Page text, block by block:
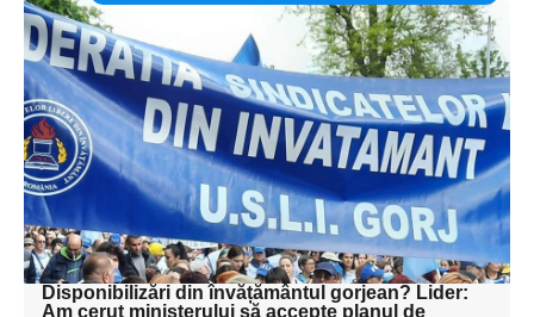
Adaugă aici textul pentru
subtitluAdaugă aici
textul pentru
subtitluAdaugă aici
textul pentru
subtitluAdaugă aici
textul pentru subti
Disponibilizări din învățământul gorjean? Lider:
Am cerut ministerului să accepte planul de